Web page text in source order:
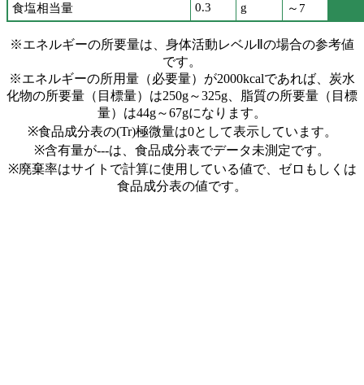
食塩相当量
0.3 g ～7
※エネルギーの所要量は、身体活動レベルⅡの場合の参考値
です。
※エネルギーの所用量（必要量）が2000kcalであれば、炭水
化物の所要量（目標量）は250g～325g、脂質の所要量（目標
量）は44g～67gになります。
※食品成分表の(Tr)極微量は0として表示しています。
※含有量が---は、食品成分表でデータ未測定です。
※廃棄率はサイトで計算に使用している値で、ゼロもしくは
食品成分表の値です。